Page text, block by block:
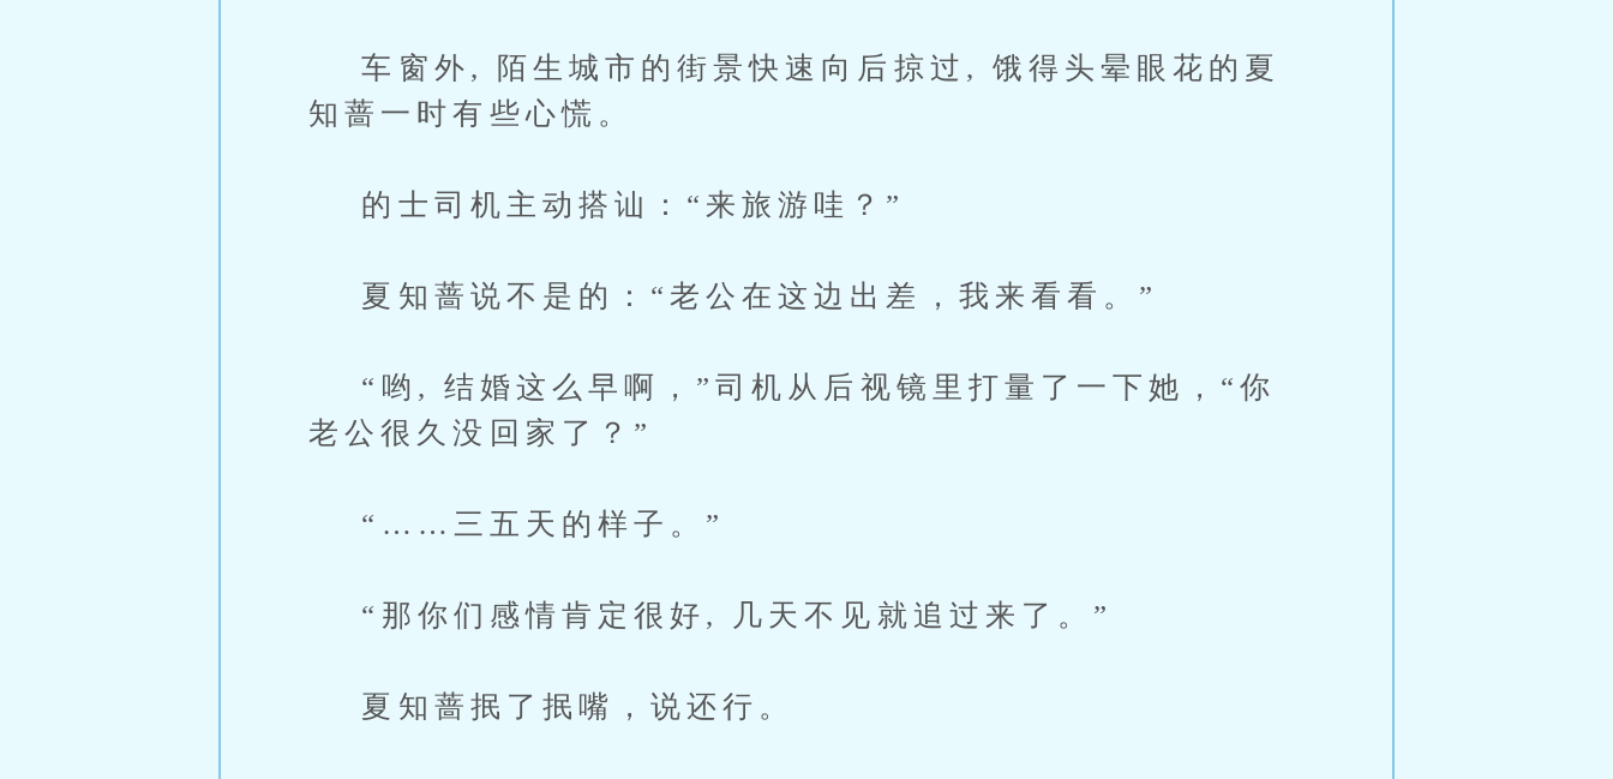
车窗外, 陌生城市的街景快速向后掠过, 饿得头晕眼花的夏
知蔷一时有些心慌。
的士司机主动搭讪：“来旅游哇？”
夏知蔷说不是的：“老公在这边出差，我来看看。”
“哟, 结婚这么早啊，”司机从后视镜里打量了一下她，“你
老公很久没回家了？”
“……三五天的样子。”
“那你们感情肯定很好, 几天不见就追过来了。”
夏知蔷抿了抿嘴，说还行。